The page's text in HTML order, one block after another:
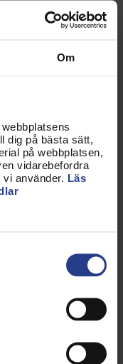
Om
dig på bästa sätt,
på webbplatsen,
vidarebefordra
använder. Läs
verklighet som
vem tar då
är en konkret
direkt. Det
status, ökar
i vården och
och nya
Med mer
kompetens.
räcker genom